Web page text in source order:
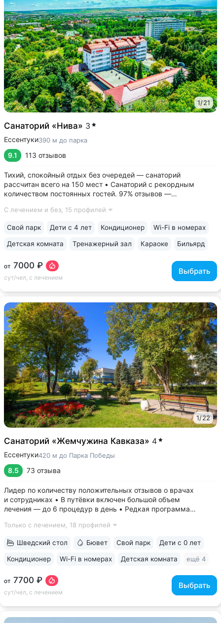
1/21
Санаторий «Нива» 3
Ессентуки390 м до парка
9.1 113 отзывов
Тихий, спокойный отдых без очередей — санаторий
рассчитан всего на 150 мест • Санаторий с рекордным
количеством постоянных гостей. 97% отзывов —
до Грязелечебницы им. Семашко и бюветов минеральной
С лечением и без, 15 профилей
от 7000 ₽
сут/чел, с лечением
Выбрать
Свой парк Дети с 4 лет Кондиционер Wi-Fi в номерах
Детская комната Тренажерный зал Караоке Бильярд
1/22
Санаторий «Жемчужина Кавказа» 4
Ессентуки420 м до Парка Победы
8.5 73 отзыва
Лидер по количеству положительных отзывов о врачах
и сотрудниках • В путёвки включен большой объем
лечения — до 6 процедур в день • Редкая программа
и эндокринолога, комплекс анализов и УЗИ, процедуры,
Только с лечением, 18 профилей
от 7700 ₽
сут/чел, с лечением
Выбрать
Шведский стол Бювет Свой парк Дети с 0 лет
Кондиционер Wi-Fi в номерах Детская комната ещё 4